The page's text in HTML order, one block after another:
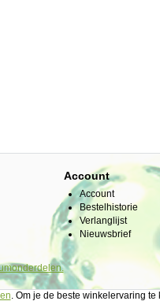
Account
Account
Bestelhistorie
Verlanglijst
Nieuwsbrief
. Om je de beste winkelervaring